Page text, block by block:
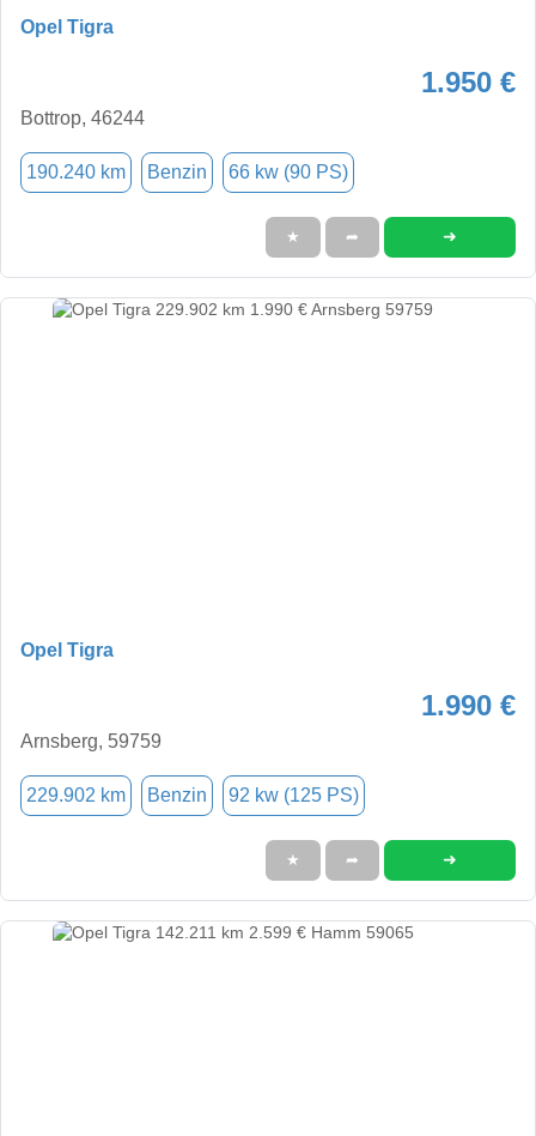
Opel Tigra
1.950 €
Bottrop, 46244
190.240 km Benzin 66 kw (90 PS)
★ ➦ ➜
Opel Tigra
1.990 €
Arnsberg, 59759
229.902 km Benzin 92 kw (125 PS)
★ ➦ ➜